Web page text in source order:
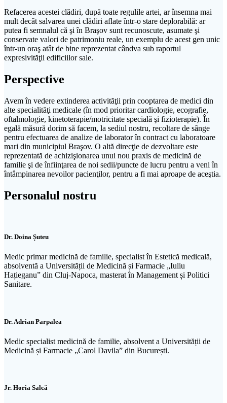
Refacerea acestei clădiri, după toate regulile artei, ar însemna mai
mult decât salvarea unei clădiri aflate într-o stare deplorabilă: ar
putea fi semnalul că şi în Braşov sunt recunoscute, asumate şi
conservate valori de patrimoniu reale, un exemplu de acest gen unic
într-un oraş atât de bine reprezentat cândva sub raportul
expresivităţii edificiilor sale.
Perspective
Avem în vedere extinderea activităţii prin cooptarea de medici din
alte specialităţi medicale (în mod prioritar cardiologie, ecografie,
oftalmologie, kinetoterapie/motricitate specială şi fizioterapie). În
egală măsură dorim să facem, la sediul nostru, recoltare de sânge
pentru efectuarea de analize de laborator în contract cu laboratoare
mari din municipiul Braşov. O altă direcţie de dezvoltare este
reprezentată de achizişionarea unui nou praxis de medicină de
familie şi de înfiinţarea de noi sedii/puncte de lucru pentru a veni în
întâmpinarea nevoilor pacienţilor, pentru a fi mai aproape de aceştia.
Personalul nostru
Dr. Doina Șuteu
Medic primar medicină de familie, specialist în Estetică medicală,
absolventă a Universității de Medicină și Farmacie „Iuliu
Hațieganu” din Cluj-Napoca, masterat în Management și Politici
Sanitare.
Dr. Adrian Parpalea
Medic specialist medicină de familie, absolvent a Universității de
Medicină și Farmacie „Carol Davila” din București.
Jr. Horia Salcă